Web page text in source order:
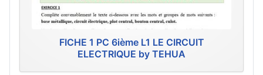
FICHE 1 PC 6ième L1 LE CIRCUIT
ELECTRIQUE by TEHUA